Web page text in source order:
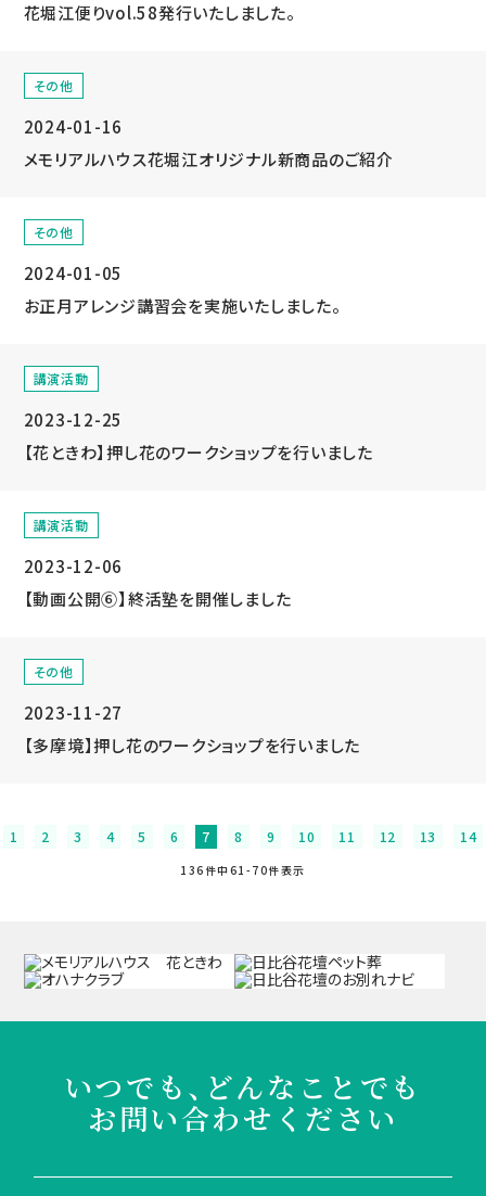
花堀江便りvol.58発行いたしました。
その他
2024-01-16
メモリアルハウス花堀江オリジナル新商品のご紹介
その他
2024-01-05
お正月アレンジ講習会を実施いたしました。
講演活動
2023-12-25
【花ときわ】押し花のワークショップを行いました
講演活動
2023-12-06
【動画公開⑥】終活塾を開催しました
その他
2023-11-27
【多摩境】押し花のワークショップを行いました
1 2 3 4 5 6 7 8 9 10 11 12 13 14
136件中61-70件表示
いつでも、どんなことでも
お問い合わせください